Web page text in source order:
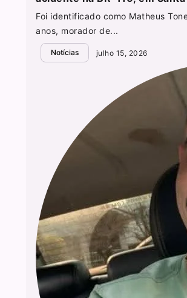
Foi identificado como Matheus
anos, morador de...
Notícias julho 15, 2026